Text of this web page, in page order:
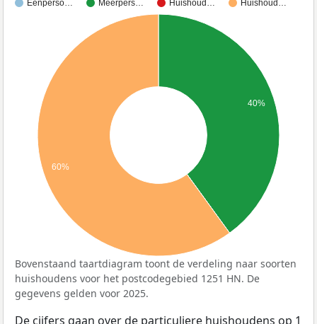
Eenperso… Meerpers… Huishoud… Huishoud…
40%
60%
Bovenstaand taartdiagram toont de verdeling naar soorten
huishoudens voor het postcodegebied 1251 HN. De
gegevens gelden voor 2025.
De cijfers gaan over de particuliere huishoudens op 1